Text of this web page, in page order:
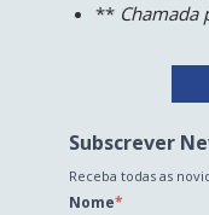
** Chamada
Subscrever
Receba todas as
Nome